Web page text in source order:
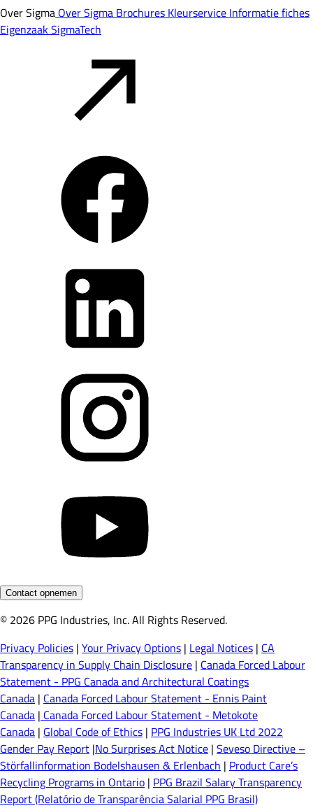
Over Sigma Over Sigma Brochures Kleurservice Informatie fiches
EigenzaakSigmaTech
Contact opnemen
© 2026 PPG Industries, Inc. All Rights Reserved.
Privacy Policies | Your Privacy Options | Legal Notices | CA
Transparency in Supply Chain Disclosure | Canada Forced Labour
Statement - PPG Canada and Architectural Coatings
Canada | Canada Forced Labour Statement - Ennis Paint
Canada | Canada Forced Labour Statement - Metokote
Canada | Global Code of Ethics | PPG Industries UK Ltd 2022
Gender Pay Report |No Surprises Act Notice | Seveso Directive –
Störfallinformation Bodelshausen & Erlenbach | Product Care’s
Recycling Programs in Ontario | PPG Brazil Salary Transparency
Report (Relatório de Transparência Salarial PPG Brasil)